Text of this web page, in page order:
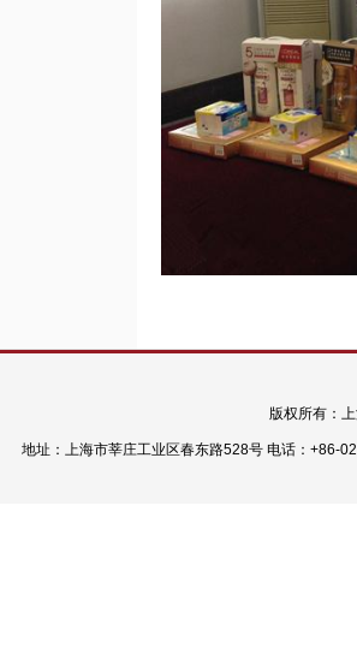
版权所有：
地址：上海市莘庄工业区春东路528号 电话：+86-